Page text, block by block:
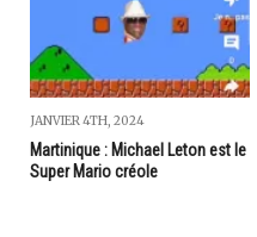
JANVIER 4TH, 2024
Martinique : Michael Leton est le
Super Mario créole